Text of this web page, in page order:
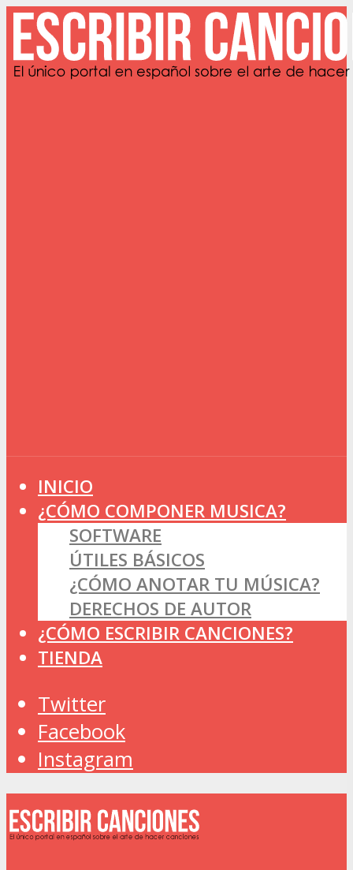
INICIO
¿CÓMO COMPONER MUSICA?
SOFTWARE
ÚTILES BÁSICOS
¿CÓMO ANOTAR TU MÚSICA?
DERECHOS DE AUTOR
¿CÓMO ESCRIBIR CANCIONES?
TIENDA
Twitter
Facebook
Instagram